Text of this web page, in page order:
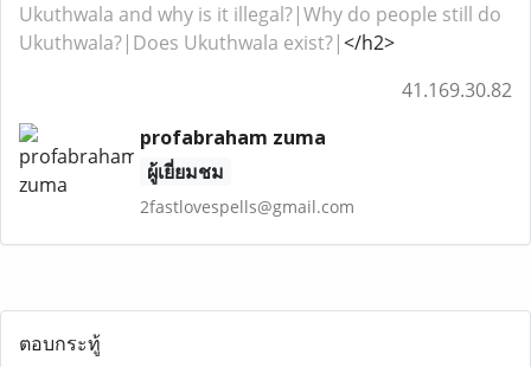
Ukuthwala and why is it illegal?|Why do people still do
Ukuthwala?|Does Ukuthwala exist?|</h2>
41.169.30.82
profabraham zuma
ผู้เยี่ยมชม
2fastlovespells@gmail.com
ตอบกระทู้